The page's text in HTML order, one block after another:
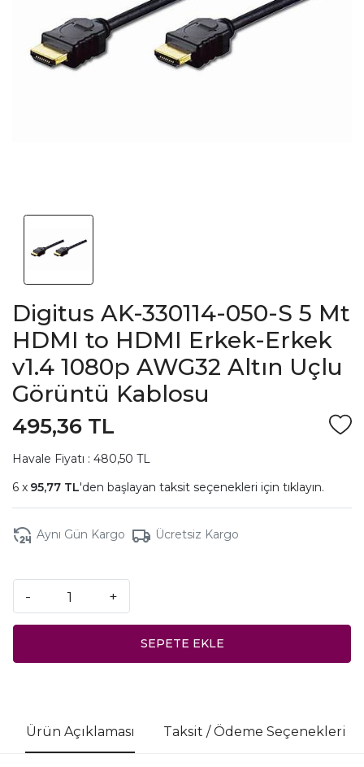
Digitus AK-330114-050-S 5 Mt
HDMI to HDMI Erkek-Erkek
v1.4 1080p AWG32 Altın Uçlu
Görüntü Kablosu
495,36 TL
Havale Fiyatı : 480,50 TL
95,77 TL'den başlayan taksit seçenekleri için tıklayın.
Aynı Gün Kargo Ücretsiz Kargo
- +
SEPETE EKLE
Ürün Açıklaması Taksit / Ödeme Seçenekleri